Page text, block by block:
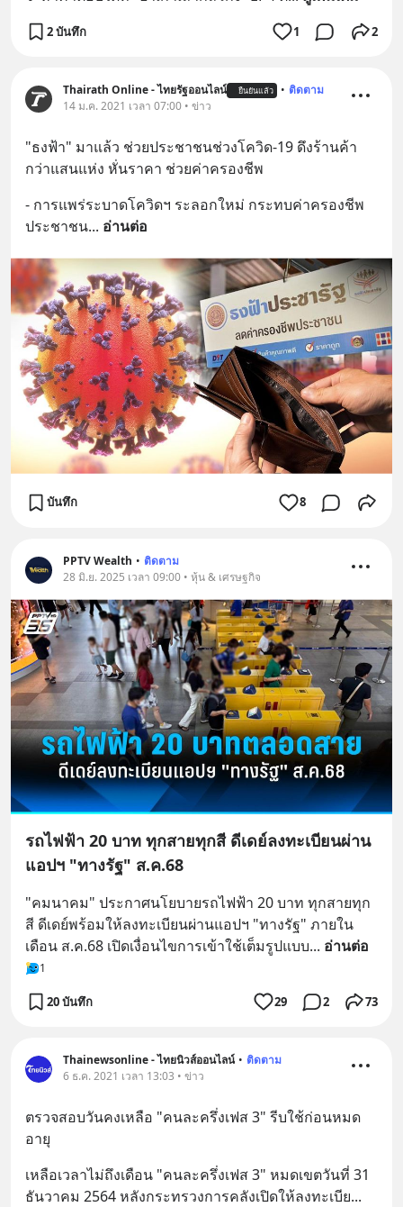
2 บันทึก 1 2
Thairath Online - ไทยรัฐออนไลน์ ยืนยันแล้ว • ติดตาม
14 ม.ค. 2021 เวลา 07:00 • ข่าว
"ธงฟ้า" มาแล้ว ช่วยประชาชนช่วงโควิด-19 ดึงร้านค้า
กว่าแสนแห่ง หั่นราคา ช่วยค่าครองชีพ
- การแพร่ระบาดโควิดฯ ระลอกใหม่ กระทบค่าครองชีพ
ประชาชน... อ่านต่อ
บันทึก 8
PPTV Wealth • ติดตาม
28 มิ.ย. 2025 เวลา 09:00 • หุ้น & เศรษฐกิจ
รถไฟฟ้า 20 บาท ทุกสายทุกสี ดีเดย์ลงทะเบียนผ่าน
แอปฯ "ทางรัฐ" ส.ค.68
"คมนาคม" ประกาศนโยบายรถไฟฟ้า 20 บาท ทุกสายทุก
สี ดีเดย์พร้อมให้ลงทะเบียนผ่านแอปฯ "ทางรัฐ" ภายใน
เดือน ส.ค.68 เปิดเงื่อนไขการเข้าใช้เต็มรูปแบบ... อ่านต่อ
1
20 บันทึก 29 2 73
Thainewsonline - ไทยนิวส์ออนไลน์ • ติดตาม
6 ธ.ค. 2021 เวลา 13:03 • ข่าว
ตรวจสอบวันคงเหลือ "คนละครึ่งเฟส 3" รีบใช้ก่อนหมด
อายุ
เหลือเวลาไม่ถึงเดือน "คนละครึ่งเฟส 3" หมดเขตวันที่ 31
ธันวาคม 2564 หลังกระทรวงการคลังเปิดให้ลงทะเบีย